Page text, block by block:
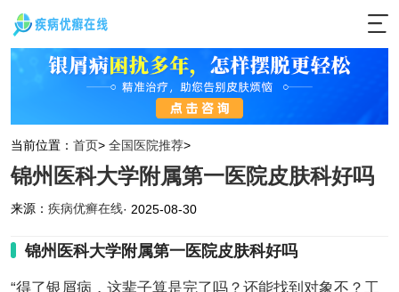
当前位置： 首页> 全国医院推荐>
锦州医科大学附属第一医院皮肤科好吗
来源： 疾病优癣在线· 2025-08-30
锦州医科大学附属第一医院皮肤科好吗
“得了银屑病，这辈子算是完了吗？还能找到对象不？工